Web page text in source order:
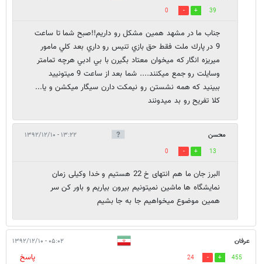
39
0
جناب ما در مشهد همين مشكل رو داريم!!صبح شما تا ساعت
9 در پارك ملت فقط حق بازي تنيس رو داري بعد كلي مامور
ميريزه انگار كه ميخوان معتاد بگيرن با بي ادبي هرچه تمامتر
وسايلت رو جمع ميكنند.... شما بعد از ساعت 9 ميتونييد
ببينيد كه همه نشستن رو نيمكت دارن سيگار ميكشن و يا...
كلا تفريح رو بد ميدونند
محسن ۱۳:۲۲ - ۱۳۹۲/۱۲/۱۰
13
0
البرز جان ما هم انتهای خ 22 هستیم و خدا وکیلی زمان
نمایشگاه ها ماشین نمیتونیم بیرون بیاریم و باور کن سر
همین موضوع میخواهیم جا به جا بشیم
عرفان ۰۵:۰۲ - ۱۳۹۲/۱۲/۱۰
455
24
پاسخ